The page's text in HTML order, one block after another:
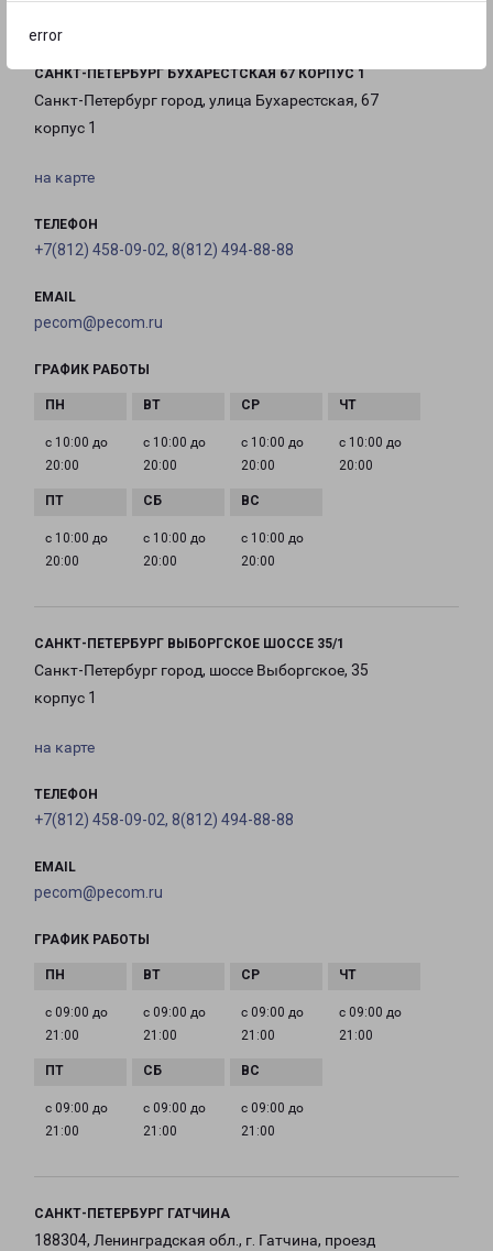
error
САНКТ-ПЕТЕРБУРГ БУХАРЕСТСКАЯ 67 КОРПУС 1
Санкт-Петербург город, улица Бухарестская, 67
корпус 1
на карте
ТЕЛЕФОН
+7(812) 458-09-02, 8(812) 494-88-88
EMAIL
pecom@pecom.ru
ГРАФИК РАБОТЫ
с 10:00 до
20:00
с 10:00 до
20:00
с 10:00 до
20:00
с 10:00 до
20:00
с 10:00 до
20:00
с 10:00 до
20:00
с 10:00 до
20:00
САНКТ-ПЕТЕРБУРГ ВЫБОРГСКОЕ ШОССЕ 35/1
Санкт-Петербург город, шоссе Выборгское, 35
корпус 1
на карте
ТЕЛЕФОН
+7(812) 458-09-02, 8(812) 494-88-88
EMAIL
pecom@pecom.ru
ГРАФИК РАБОТЫ
с 09:00 до
21:00
с 09:00 до
21:00
с 09:00 до
21:00
с 09:00 до
21:00
с 09:00 до
21:00
с 09:00 до
21:00
с 09:00 до
21:00
САНКТ-ПЕТЕРБУРГ ГАТЧИНА
188304, Ленинградская обл., г. Гатчина, проезд